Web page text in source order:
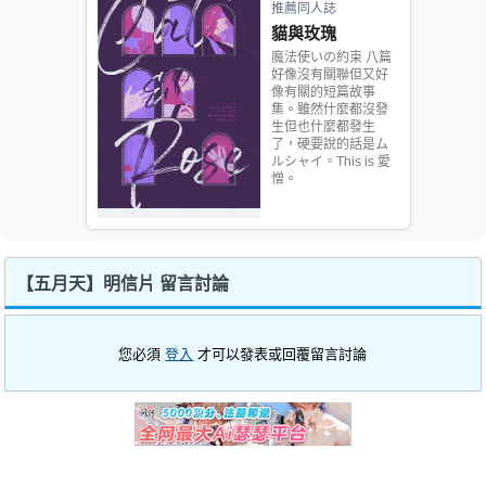
推薦同人誌
貓與玫瑰
魔法使いの約束 八篇
好像沒有關聯但又好
像有關的短篇故事
集。雖然什麼都沒發
生但也什麼都發生
了，硬要說的話是ム
ルシャイ。This is 愛
憎。
【五月天】明信片 留言討論
您必須登入 才可以發表或回覆留言討論